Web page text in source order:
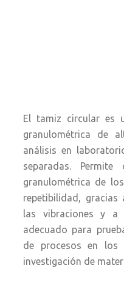
El tamiz circular es
granulométrica de
análisis en
separadas.
granulométrica de
repetibilidad,
las vibraciones y a
adecuado para
de procesos en los
investigación de